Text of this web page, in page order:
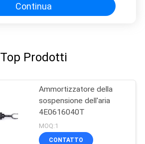
Continua
Top Prodotti
Ammortizzatore della
sospensione dell'aria
4E0616040T
MOQ:1
CONTATTO